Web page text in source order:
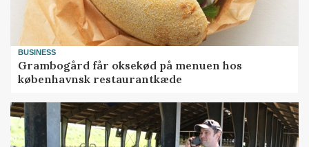
BUSINESS
Grambogård får oksekød på menuen hos
københavnsk restaurantkæde